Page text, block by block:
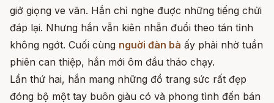
giở giọng ve vãn. Hắn chỉ nghe đuợc những tiếng chửi
đáp lại. Nhưng hắn vẫn kiên nhẫn đuổi theo tán tỉnh
không ngớt. Cuối cùng nguời đàn bà ấy phải nhờ tuần
phiên can thiệp, hắn mới ôm đầu tháo chạy.
Lần thứ hai, hắn mang những đồ trang sức rất đẹp
đóng bộ một tay buôn giàu có và phong tình đến bán